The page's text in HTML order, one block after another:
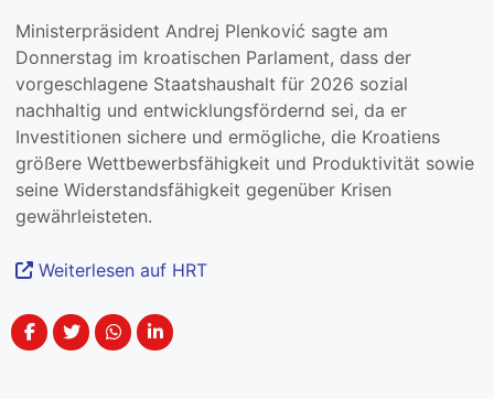
Ministerpräsident Andrej Plenković sagte am
Donnerstag im kroatischen Parlament, dass der
vorgeschlagene Staatshaushalt für 2026 sozial
nachhaltig und entwicklungsfördernd sei, da er
Investitionen sichere und ermögliche, die Kroatiens
größere Wettbewerbsfähigkeit und Produktivität sowie
seine Widerstandsfähigkeit gegenüber Krisen
gewährleisteten.
Weiterlesen auf HRT